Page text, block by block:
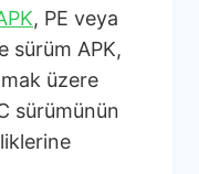
, PE veya
sürüm APK,
üzere
sürümünün